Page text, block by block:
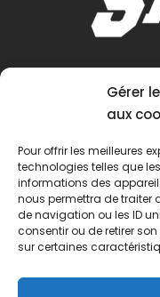
Gérer
aux
Pour offrir les meilleures
technologies telles que
informations des
nous permettra de traiter
de navigation ou les ID
consentir ou de retirer
sur certaines